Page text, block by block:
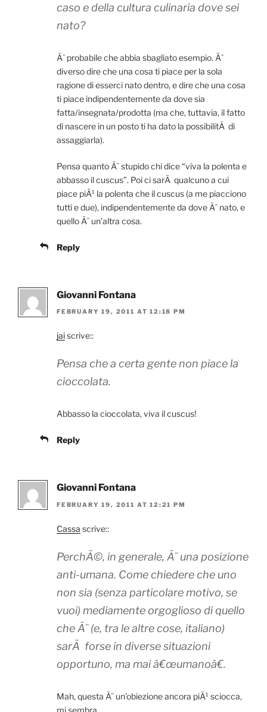
caso e della cultura culinaria dove sei
nato?
Ãˆ probabile che abbia sbagliato esempio. Ãˆ
diverso dire che una cosa ti piace per la sola
ragione di esserci nato dentro, e dire che una cosa
ti piace indipendentemente da dove sia
fatta/insegnata/prodotta (ma che, tuttavia, il fatto
di nascere in un posto ti ha dato la possibilitÃ di
assaggiarla).
Pensa quanto Ã¨ stupido chi dice “viva la polenta e
abbasso il cuscus”. Poi ci sarÃ qualcuno a cui
piace piÃ¹ la polenta che il cuscus (a me piacciono
tutti e due), indipendentemente da dove Ã¨ nato, e
quello Ã¨ un’altra cosa.
Reply
Giovanni Fontana
FEBRUARY 19, 2011 AT 12:18 PM
jaiscrive::
Pensa che a certa gente non piace la
cioccolata.
Abbasso la cioccolata, viva il cuscus!
Reply
Giovanni Fontana
FEBRUARY 19, 2011 AT 12:21 PM
Cassa scrive::
PerchÃ©, in generale, Ã¨ una posizione
anti-umana. Come chiedere che uno
non sia (senza particolare motivo, se
vuoi) mediamente orgoglioso di quello
che Ã¨ (e, tra le altre cose, italiano)
sarÃ forse in diverse situazioni
opportuno, ma mai â€œumanoâ€.
Mah, questa Ã¨ un’obiezione ancora piÃ¹ sciocca,
mi sembra.